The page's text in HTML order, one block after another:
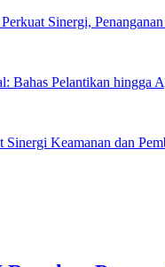
Sinergi,
Bahas Pelantikan hingga
Keamanan dan